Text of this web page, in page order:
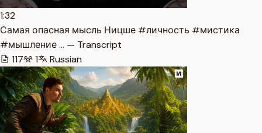
1:32
Самая опасная мысль Ницше #личность #мистика
#мышление … — Transcript
117
1 Russian